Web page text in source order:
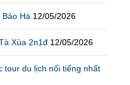
Hà 12/05/2026
Xùa 2n1đ 12/05/2026
tour du lịch nổi tiếng nhất